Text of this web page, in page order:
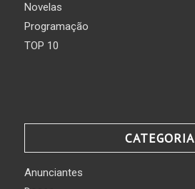
Novelas
Programação
TOP 10
CATEGORIA
Anunciantes